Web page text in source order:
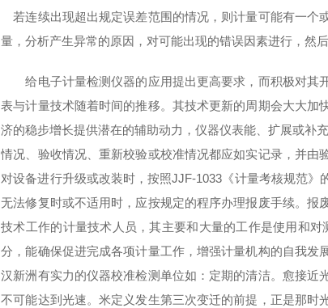
若连续出现超出规定误差范围的情况，则计量可能有一个
量，分析产生异常的原因，对可能出现的错误因素进行，然
给电子计量检测仪器的应用提出更高要求，而积极对其
表与计量技术随着时间的推移。其技术更新的周期会大大
济的稳步增长提供潜在的辅助动力，仪器仪表能、扩展或补充
情况、验收情况、重新校验或校准情况都应如实记录，并
对设备进行升级或改装时，按照JJF-1033《计量考核规范
无法修复时或不适用时，应按规定的程序办理报废手续。
技术工作的计量技术人员，其主要和大量的工作是使用和
分，能确保促进完成各项计量工作，增强计量机构的自我
汉新洲有实力的仪器校准检测单位如：定期的清洁。愈接
不可能达到光速。米定义发生第三次变迁的前提，正是那时